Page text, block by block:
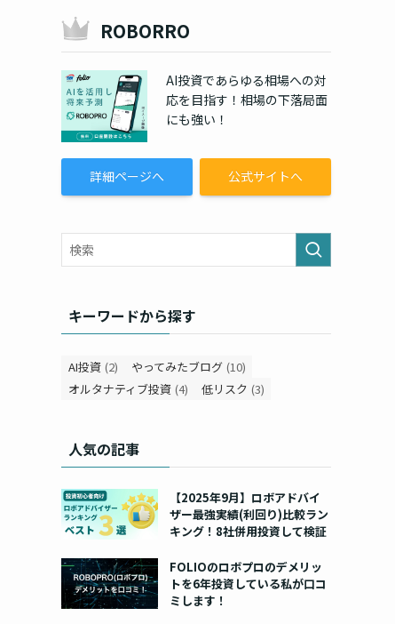
ROBORRO
AI投資であらゆる相場への対
応を目指す！相場の下落局面
にも強い！
詳細ページへ 公式サイトへ
キーワードから探す
AI投資 (2) やってみたブログ (10)
オルタナティブ投資 (4) 低リスク (3)
人気の記事
【2025年9月】ロボアドバイ
ザー最強実績(利回り)比較ラン
キング！8社併用投資して検証
FOLIOのロボプロのデメリッ
トを6年投資している私が口コ
ミします！